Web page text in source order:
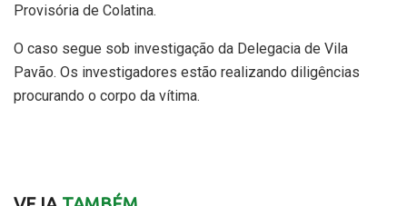
Provisória de Colatina.
O caso segue sob investigação da Delegacia de Vila
Pavão. Os investigadores estão realizando diligências
procurando o corpo da vítima.